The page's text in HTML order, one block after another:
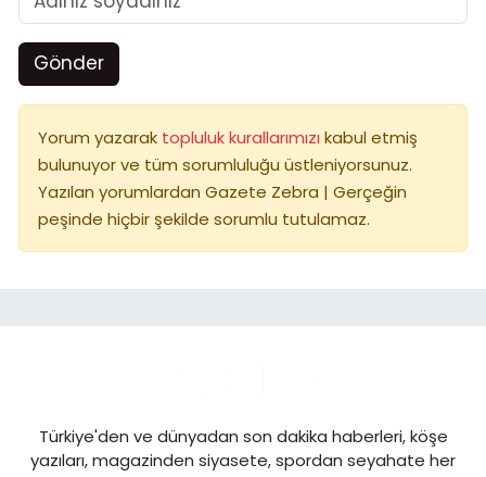
Gönder
Yorum yazarak topluluk kurallarımızı kabul etmiş
bulunuyor ve tüm sorumluluğu üstleniyorsunuz.
Yazılan yorumlardan Gazete Zebra | Gerçeğin
peşinde hiçbir şekilde sorumlu tutulamaz.
Türkiye'den ve dünyadan son dakika haberleri, köşe
yazıları, magazinden siyasete, spordan seyahate her